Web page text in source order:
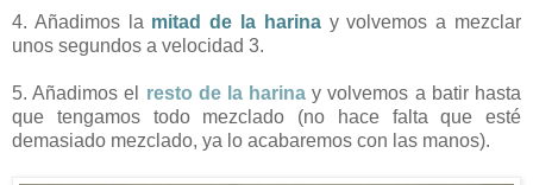
4. Añadimos la mitad de la harinay volvemos a mezclar
unos segundos a velocidad 3.
5. Añadimos el resto de la harina y volvemos a batir hasta
que tengamos todo mezclado (no hace falta que esté
demasiado mezclado, ya lo acabaremos con las manos).